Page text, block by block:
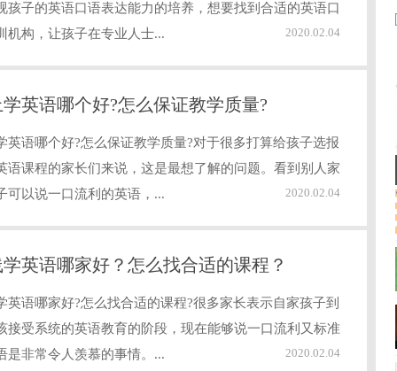
孩子的英语口语表达能力的培养，想要找到合适的英语口
机构，让孩子在专业人士...
2020.02.04
英语哪个好?怎么保证教学质量?
英语哪个好?怎么保证教学质量?对于很多打算给孩子选报
语课程的家长们来说，这是最想了解的问题。看到别人家
可以说一口流利的英语，...
2020.02.04
英语哪家好？怎么找合适的课程？
英语哪家好?怎么找合适的课程?很多家长表示自家孩子到
接受系统的英语教育的阶段，现在能够说一口流利又标准
是非常令人羡慕的事情。...
2020.02.04